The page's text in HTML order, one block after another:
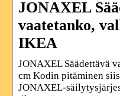
JONAXEL
vaatetanko,
IKEA
JONAXEL Säädettävä
cm Kodin pitäminen
JONAXEL-